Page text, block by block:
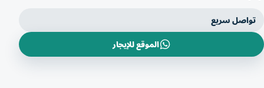
تواصل سريع
الموقع للإيجار